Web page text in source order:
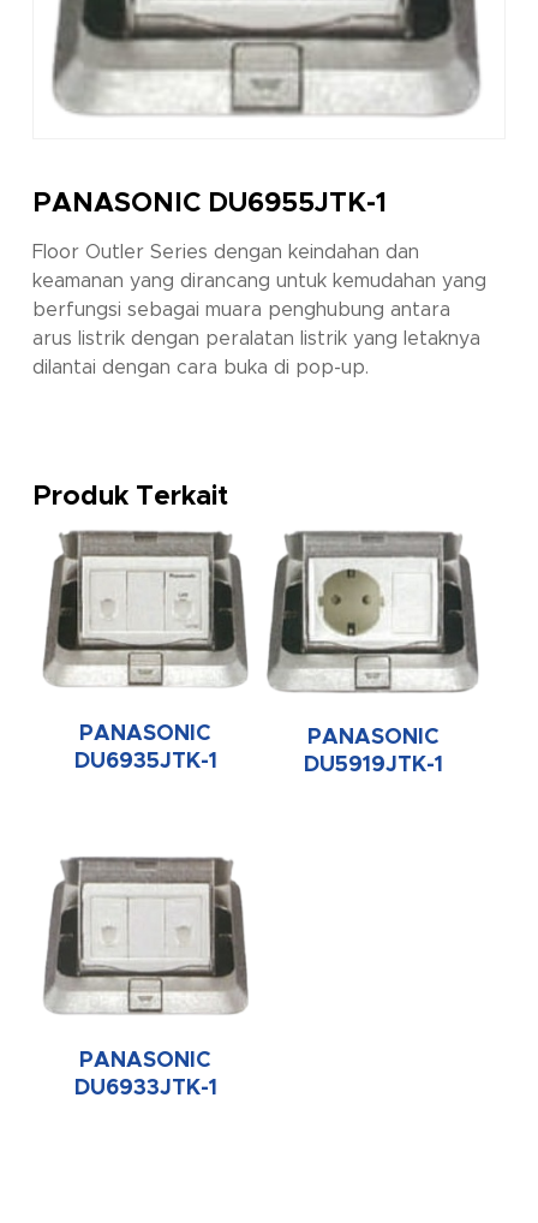
PANASONIC DU6955JTK-1
Floor Outler Series dengan keindahan dan
keamanan yang dirancang untuk kemudahan yang
berfungsi sebagai muara penghubung antara
arus listrik dengan peralatan listrik yang letaknya
dilantai dengan cara buka di pop-up.
Produk Terkait
PANASONIC
DU6935JTK-1
PANASONIC
DU5919JTK-1
PANASONIC
DU6933JTK-1